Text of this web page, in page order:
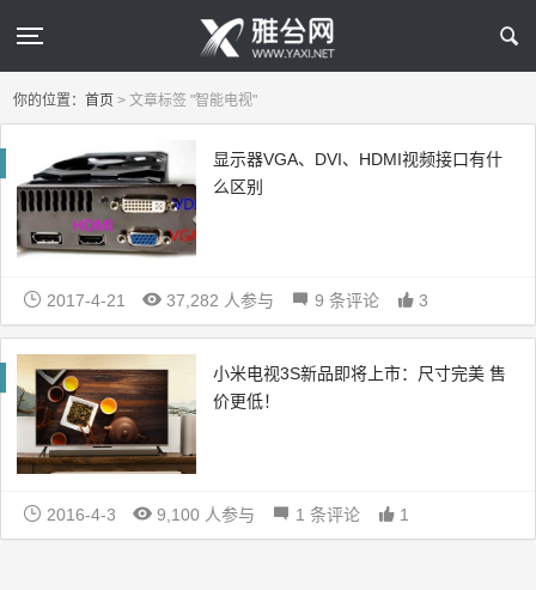
你的位置：首页 > 文章标签 "智能电视"
显示器VGA、DVI、HDMI视频接口有什
么区别
2017-4-21 37,282 人参与 9 条评论 3
小米电视3S新品即将上市：尺寸完美 售
价更低！
2016-4-3 9,100 人参与 1 条评论 1